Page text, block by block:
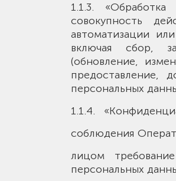
1.1.3.
совокупность
автоматизации
включая сбор,
(обновление,
предоставление,
персональных
1.1.4.
соблюдения
лицом
персональных